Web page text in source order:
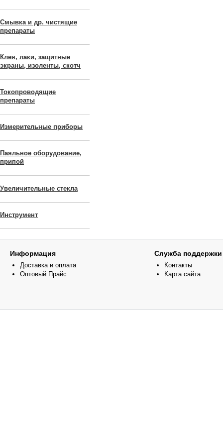
Смывка и др. чистящие
препараты
Клея, лаки, защитные
экраны, изоленты, скотч
Токопроводящие
препараты
Измерительные приборы
Паяльное оборудование,
припой
Увеличительные стекла
Инструмент
Информация
Доставка и оплата
Оптовый Прайс
Служба поддержки
Контакты
Карта сайта